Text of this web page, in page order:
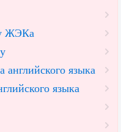
ЖЭКа
языка
языка